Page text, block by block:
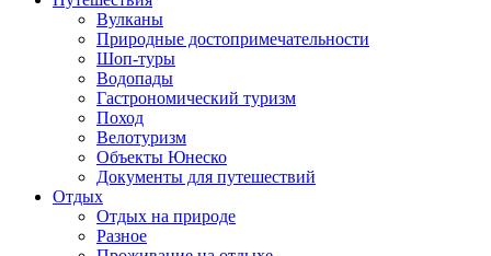
Вулканы
Природные достопримечательности
Шоп-туры
Водопады
Гастрономический туризм
Поход
Велотуризм
Объекты Юнеско
Документы для путешествий
Отдых
Отдых на природе
Разное